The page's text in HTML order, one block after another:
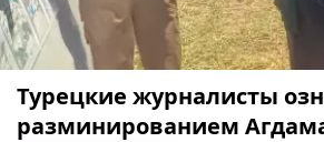
Турецкие журналисты
разминированием